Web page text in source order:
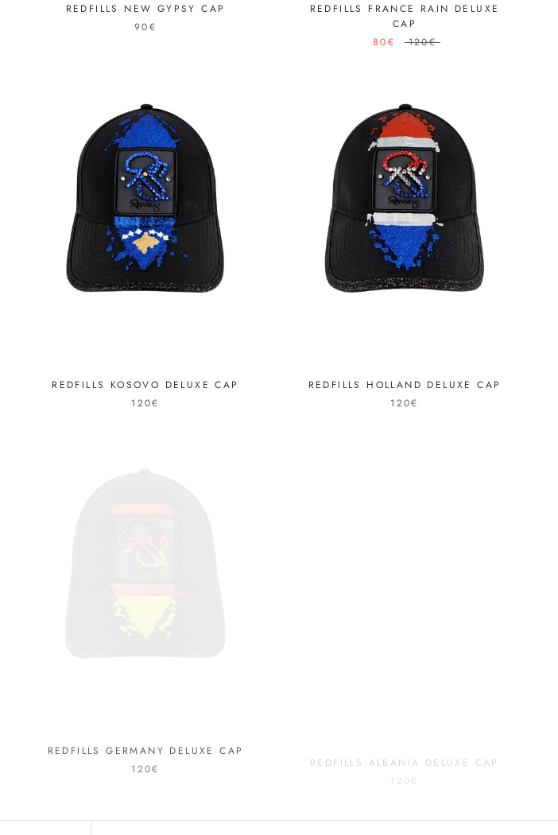
REDFILLS NEW GYPSY CAP
90€
REDFILLS FRANCE RAIN DELUXE
CAP
80€
120€
REDFILLS KOSOVO DELUXE CAP
120€
REDFILLS HOLLAND DELUXE CAP
120€
REDFILLS GERMANY DELUXE CAP
120€
120€